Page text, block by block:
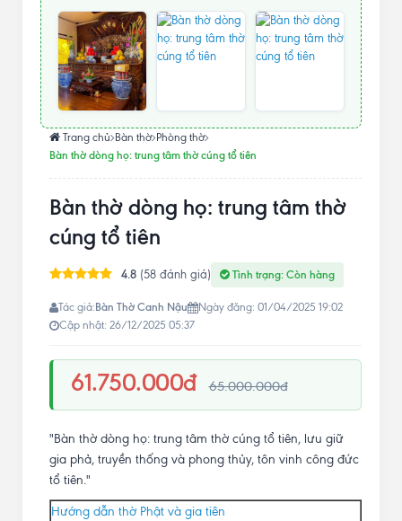
Trang chủ Bàn thờ Phòng thờ
Bàn thờ dòng họ: trung tâm thờ cúng tổ tiên
Bàn thờ dòng họ: trung tâm thờ
cúng tổ tiên
4.8 (58 đánh giá) Tình trạng: Còn hàng
Tác giả:Bàn Thờ Canh Nậu
Ngày đăng: 01/04/2025 19:02
Cập nhật: 26/12/2025 05:37
61.750.000đ 65.000.000đ
"Bàn thờ dòng họ: trung tâm thờ cúng tổ tiên, lưu giữ
gia phả, truyền thống và phong thủy, tôn vinh công đức
tổ tiên."
Hướng dẫn thờ Phật và gia tiên